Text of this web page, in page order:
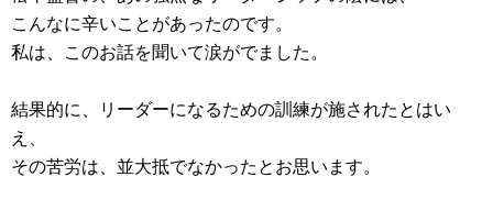
こんなに辛いことがあったのです。
私は、このお話を聞いて涙がでました。
結果的に、リーダーになるための訓練が施されたとはい
え、
その苦労は、並大抵でなかったとお思います。